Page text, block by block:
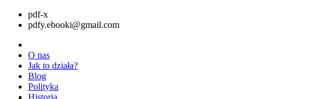
pdf-x
pdfy.ebooki@gmail.com
O nas
Jak to działa?
Blog
Polityka
Historia